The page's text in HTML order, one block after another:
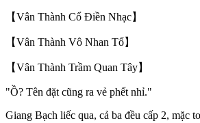
【Vân Thành Cổ Điền Nhạc】
【Vân Thành Vô Nhan Tổ】
【Vân Thành Trầm Quan Tây】
"Ồ? Tên đặt cũng ra vẻ phết nhỉ."
Giang Bạch liếc qua, cả ba đều cấp 2, mặc